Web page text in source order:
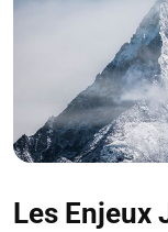
Les Enjeux